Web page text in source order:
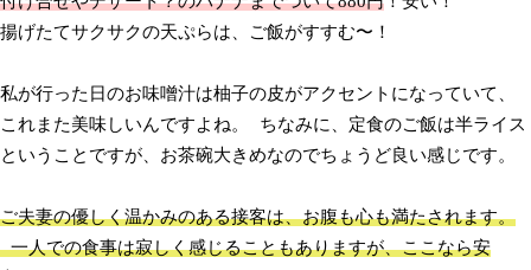
揚げたてサクサクの天ぷらは、ご飯がすすむ〜！
私が行った日のお味噌汁は柚子の皮がアクセントになっていて、
これまた美味しいんですよね。 ちなみに、定食のご飯は半ライス
ということですが、お茶碗大きめなのでちょうど良い感じです。
ご夫妻の優しく温かみのある接客は、お腹も心も満たされます。
一人での食事は寂しく感じることもありますが、ここなら安